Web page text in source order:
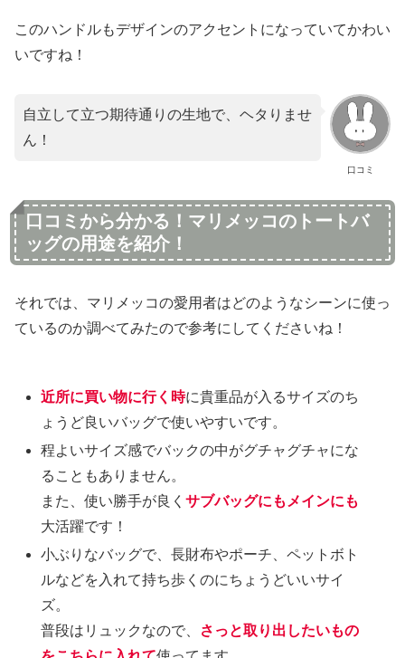
このハンドルもデザインのアクセントになっていてかわい
いですね！
口コミ
自立して立つ期待通りの生地で、ヘタりませ
ん！
口コミから分かる！マリメッコのトートバ
ッグの用途を紹介！
それでは、マリメッコの愛用者はどのようなシーンに使っ
ているのか調べてみたので参考にしてくださいね！
近所に買い物に行く時に貴重品が入るサイズのち
ょうど良いバッグで使いやすいです。
程よいサイズ感でバックの中がグチャグチャにな
ることもありません。
また、使い勝手が良くサブバッグにもメインにも
大活躍です！
小ぶりなバッグで、長財布やポーチ、ペットボト
ルなどを入れて持ち歩くのにちょうどいいサイ
ズ。
普段はリュックなので、
さっと取り出したいもの